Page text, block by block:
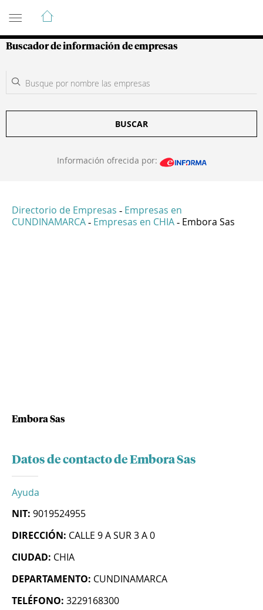
Guía de Empresas Colombianas
Buscador de información de empresas
BUSCAR
Información ofrecida por:
Directorio de Empresas - Empresas en
CUNDINAMARCA - Empresas en CHIA - Embora Sas
Embora Sas
Datos de contacto de Embora Sas
Ayuda
NIT: 9019524955
DIRECCIÓN: CALLE 9 A SUR 3 A 0
CIUDAD: CHIA
DEPARTAMENTO: CUNDINAMARCA
TELÉFONO: 3229168300